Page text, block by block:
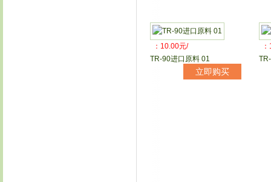
：10.00元/
TR-90进口原料 01
立即购买